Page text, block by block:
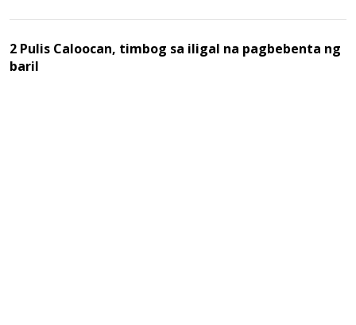
2 Pulis Caloocan, timbog sa iligal na pagbebenta ng
baril